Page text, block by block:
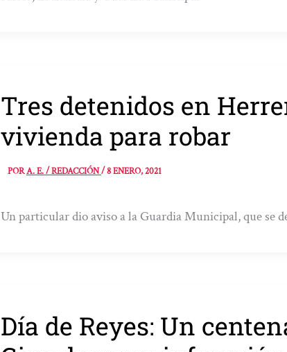
Tres detenidos en
vivienda para robar
PORA. E. / REDACCIÓN/8 ENERO, 2021
Un particular dio aviso a la Guardia Municipal, que se
Día de Reyes: Un